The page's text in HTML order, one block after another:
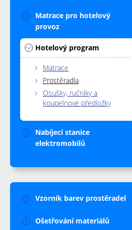
Matrace pro hotelový
provoz
Hotelový program
Matrace
Prostěradla
Osušky, ručníky a
koupelnové předložky
Nabíjecí stanice
elektromobilů
Vzorník barev prostěradel
Ošetřování materiálů